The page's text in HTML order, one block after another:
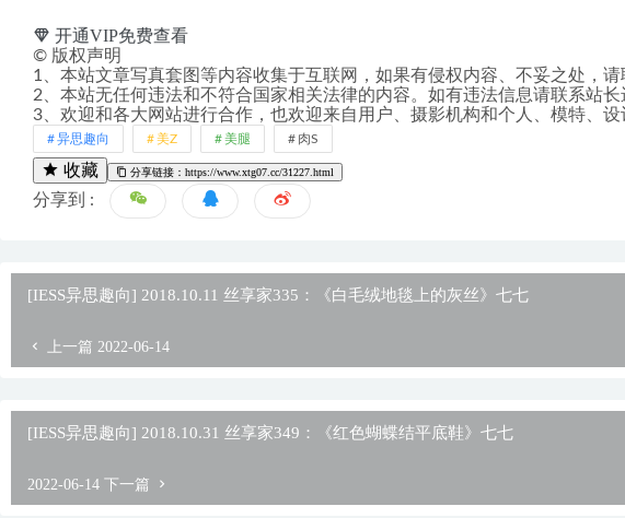
开通VIP免费查看
© 版权声明
1、本站文章写真套图等内容收集于互联网，如果有侵权内容、不妥之处，请
2、本站无任何违法和不符合国家相关法律的内容。如有违法信息请联系站长
3、欢迎和各大网站进行合作，也欢迎来自用户、摄影机构和个人、模特、设
异思趣向 美Z 美腿 肉S
收藏 分享链接：https://www.xtg07.cc/31227.html
分享到 :
[IESS异思趣向] 2018.10.11 丝享家335：《白毛绒地毯上的灰丝》七七
上一篇 2022-06-14
[IESS异思趣向] 2018.10.31 丝享家349：《红色蝴蝶结平底鞋》七七
2022-06-14 下一篇